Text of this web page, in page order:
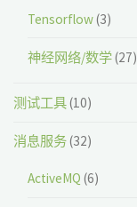
Tensorflow(3)
神经网络/数学(27)
测试工具(10)
消息服务(32)
ActiveMQ (6)